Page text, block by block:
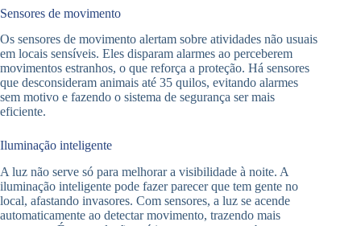
Sensores de movimento
Os sensores de movimento alertam sobre atividades não usuais
em locais sensíveis. Eles disparam alarmes ao perceberem
movimentos estranhos, o que reforça a proteção. Há sensores
que desconsideram animais até 35 quilos, evitando alarmes
sem motivo e fazendo o sistema de segurança ser mais
eficiente.
Iluminação inteligente
A luz não serve só para melhorar a visibilidade à noite. A
iluminação inteligente pode fazer parecer que tem gente no
local, afastando invasores. Com sensores, a luz se acende
automaticamente ao detectar movimento, trazendo mais